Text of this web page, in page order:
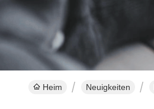
Heim Neuigkeiten